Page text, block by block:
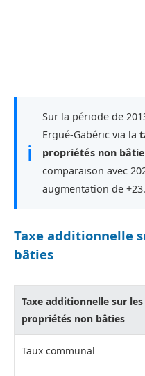
ℹ
Sur la période de
Ergué-Gabéric via la
propriétés non
comparaison avec
augmentation de
Taxe additionnelle
bâties
Taxe additionnelle sur les
propriétés non bâties
Taux communal